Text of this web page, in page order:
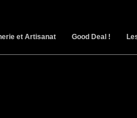
et Artisanat Good Deal !